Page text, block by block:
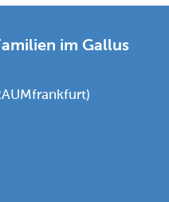
im Gallus